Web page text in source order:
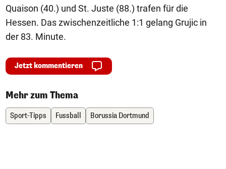
Quaison (40.) und St. Juste (88.) trafen für die
Hessen. Das zwischenzeitliche 1:1 gelang Grujic in
der 83. Minute.
Jetzt kommentieren
Mehr zum Thema
Sport-Tipps Fussball Borussia Dortmund